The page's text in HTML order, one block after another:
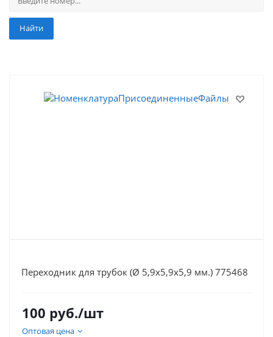
Найти
Переходник для трубок (Ø 5,9х5,9х5,9 мм.) 775468
100 руб./шт
Оптовая цена